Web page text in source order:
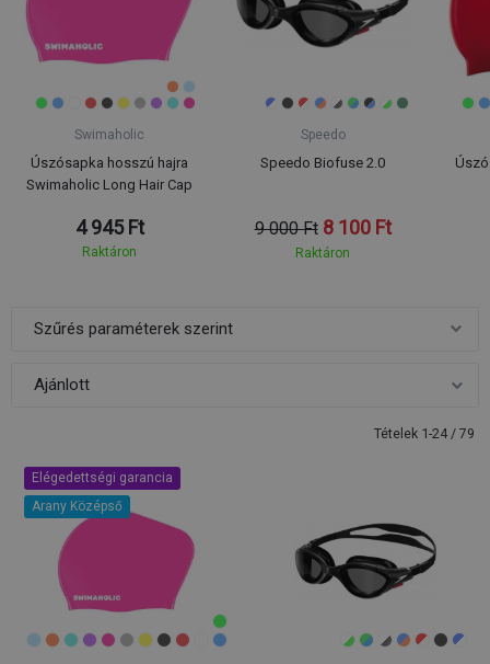
Swimaholic
Úszósapka hosszú hajra
Swimaholic Long Hair Cap
4 945 Ft
Raktáron
Speedo
Speedo Biofuse 2.0
9 000 Ft 8 100 Ft
Raktáron
Szűrés paraméterek szerint
Tételek 1-24 / 79
Elégedettségi garancia
Arany Középső